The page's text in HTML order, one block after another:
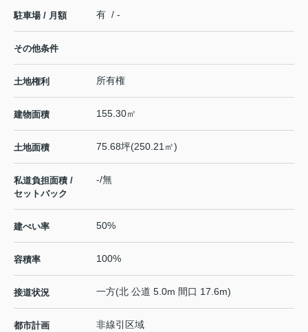
駐車場 / 月額 有 / -
その他条件
土地権利 所有権
建物面積 155.30㎡
土地面積 75.68坪(250.21㎡)
私道負担面積 /
セットバック
-/無
建ぺい率 50%
容積率 100%
接道状況 一方(北 公道 5.0m 間口 17.6m)
都市計画 非線引区域